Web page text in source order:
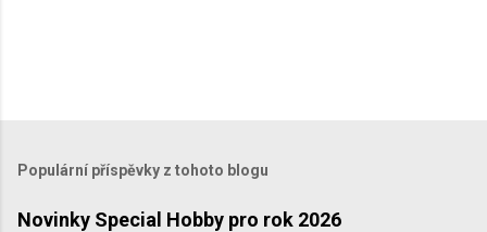
Populární příspěvky z tohoto blogu
Novinky Special Hobby pro rok 2026